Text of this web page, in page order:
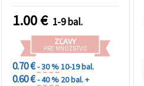
kreatívne balenie
1.00€ 1-9 bal.
ZĽAVY
PRE MNOŽSTVO
0.70 €- 30 %10-19 bal.
0.60 €- 40 % 20 bal. +